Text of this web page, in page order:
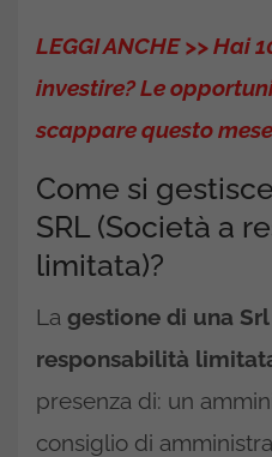
LEGGI ANCHE >> Hai
investire? Le
scappare questo mese
Come si
SRL (Società a
limitata)?
La gestione di una
responsabilità
presenza di: un
consiglio di